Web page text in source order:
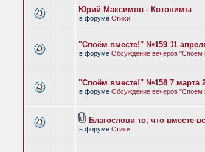
Юрий Максимов - Котонимы
в форуме Стихи
"Споём вместе!" №159 11
в форуме Обсуждение вечеров "Споем
"Споём вместе!" №158 7 марта
в форуме Обсуждение вечеров "Споем
Благослови то, что вместе
в форуме Стихи